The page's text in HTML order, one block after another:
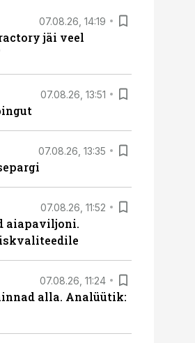
07.08.26, 14:19
jäi veel
07.08.26, 13:51
07.08.26, 13:35
07.08.26, 11:52
aiapaviljoni.
07.08.26, 11:24
alla. Analüütik: